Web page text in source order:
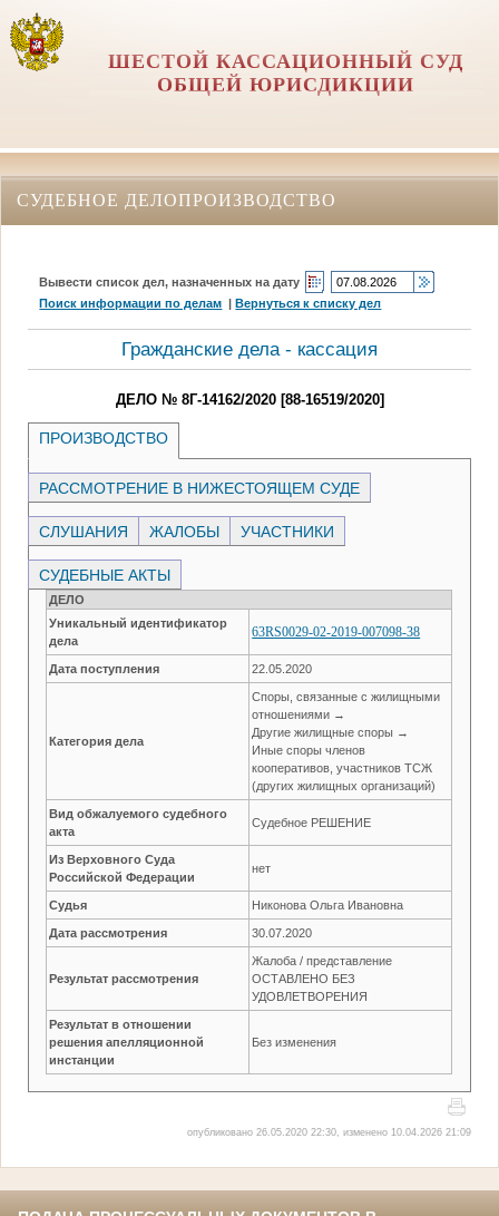
ШЕСТОЙ КАССАЦИОННЫЙ СУД
ОБЩЕЙ ЮРИСДИКЦИИ
СУДЕБНОЕ ДЕЛОПРОИЗВОДСТВО
Вывести список дел, назначенных на дату
Поиск информации по делам |Вернуться к списку дел
Гражданские дела - кассация
ДЕЛО № 8Г-14162/2020 [88-16519/2020]
ПРОИЗВОДСТВО
РАССМОТРЕНИЕ В НИЖЕСТОЯЩЕМ СУДЕ
СЛУШАНИЯ ЖАЛОБЫ УЧАСТНИКИ
СУДЕБНЫЕ АКТЫ
ДЕЛО
Уникальный идентификатор
дела
63RS0029-02-2019-007098-38
Дата поступления 22.05.2020
Категория дела
Споры, связанные с жилищными
отношениями →
Другие жилищные споры →
Иные споры членов
кооперативов, участников ТСЖ
(других жилищных организаций)
Вид обжалуемого судебного
акта
Судебное РЕШЕНИЕ
Из Верховного Суда
Российской Федерации
нет
Судья Никонова Ольга Ивановна
Дата рассмотрения 30.07.2020
Результат рассмотрения
Жалоба / представление
ОСТАВЛЕНО БЕЗ
УДОВЛЕТВОРЕНИЯ
Результат в отношении
решения апелляционной
инстанции
Без изменения
опубликовано 26.05.2020 22:30, изменено 10.04.2026 21:09